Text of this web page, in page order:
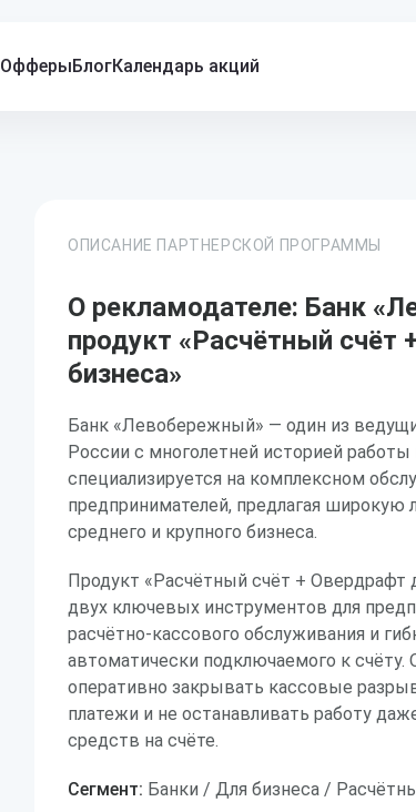
ОфферыБлогКалендарь акций
ОПИСАНИЕ ПАРТНЕРСКОЙ ПРОГРАММЫ
О рекламодателе: Банк
продукт «Расчётный счёт
бизнеса»
Банк «Левобережный» — один из
России с многолетней историей
специализируется на комплексном
предпринимателей, предлагая широкую
среднего и крупного бизнеса.
Продукт «Расчётный счёт + Овердрафт
двух ключевых инструментов для
расчётно-кассового обслуживания и
автоматически подключаемого к счёту.
оперативно закрывать кассовые
платежи и не останавливать работу
средств на счёте.
Сегмент: Банки / Для бизнеса /